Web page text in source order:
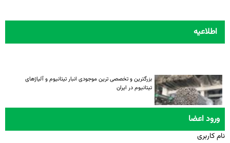
اطلاعیه
بزرگترین و تخصصی ترین موجودی انبار تیتانیوم و آلیاژهای
تیتانیوم در ایران
ورود اعضا
نام کاربری